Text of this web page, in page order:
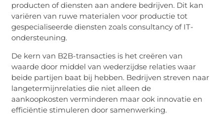
producten of diensten aan andere bedrijven. Dit kan
variëren van ruwe materialen voor productie tot
gespecialiseerde diensten zoals consultancy of IT-
ondersteuning.
De kern van B2B-transacties is het creëren van
waarde door middel van wederzijdse relaties waar
beide partijen baat bij hebben. Bedrijven streven naar
langetermijnrelaties die niet alleen de
aankoopkosten verminderen maar ook innovatie en
efficiëntie stimuleren door samenwerking.